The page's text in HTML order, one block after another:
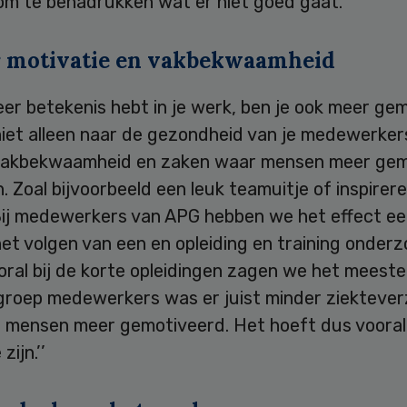
motivatie en vakbekwaamheid
betekenis hebt in je werk, ben je ook meer
alleen naar de gezondheid van je
en zaken waar mensen meer
Zoal bijvoorbeeld een leuk teamuitje of
medewerkers van APG hebben we het effect
volgen van een en opleiding en training
bij de korte opleidingen zagen we het
medewerkers was er juist minder
mensen meer gemotiveerd. Het hoeft dus